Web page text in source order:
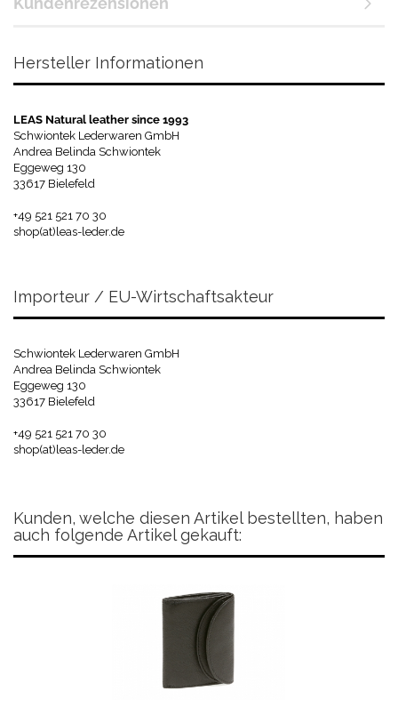
Hersteller Informationen
LEAS Natural leather since 1993
Schwiontek Lederwaren GmbH
Andrea Belinda Schwiontek
Eggeweg 130
33617 Bielefeld
+49 521 521 70 30
shop(at)leas-leder.de
Importeur / EU-Wirtschaftsakteur
Schwiontek Lederwaren GmbH
Andrea Belinda Schwiontek
Eggeweg 130
33617 Bielefeld
+49 521 521 70 30
shop(at)leas-leder.de
Kunden, welche diesen Artikel bestellten, haben
auch folgende Artikel gekauft: